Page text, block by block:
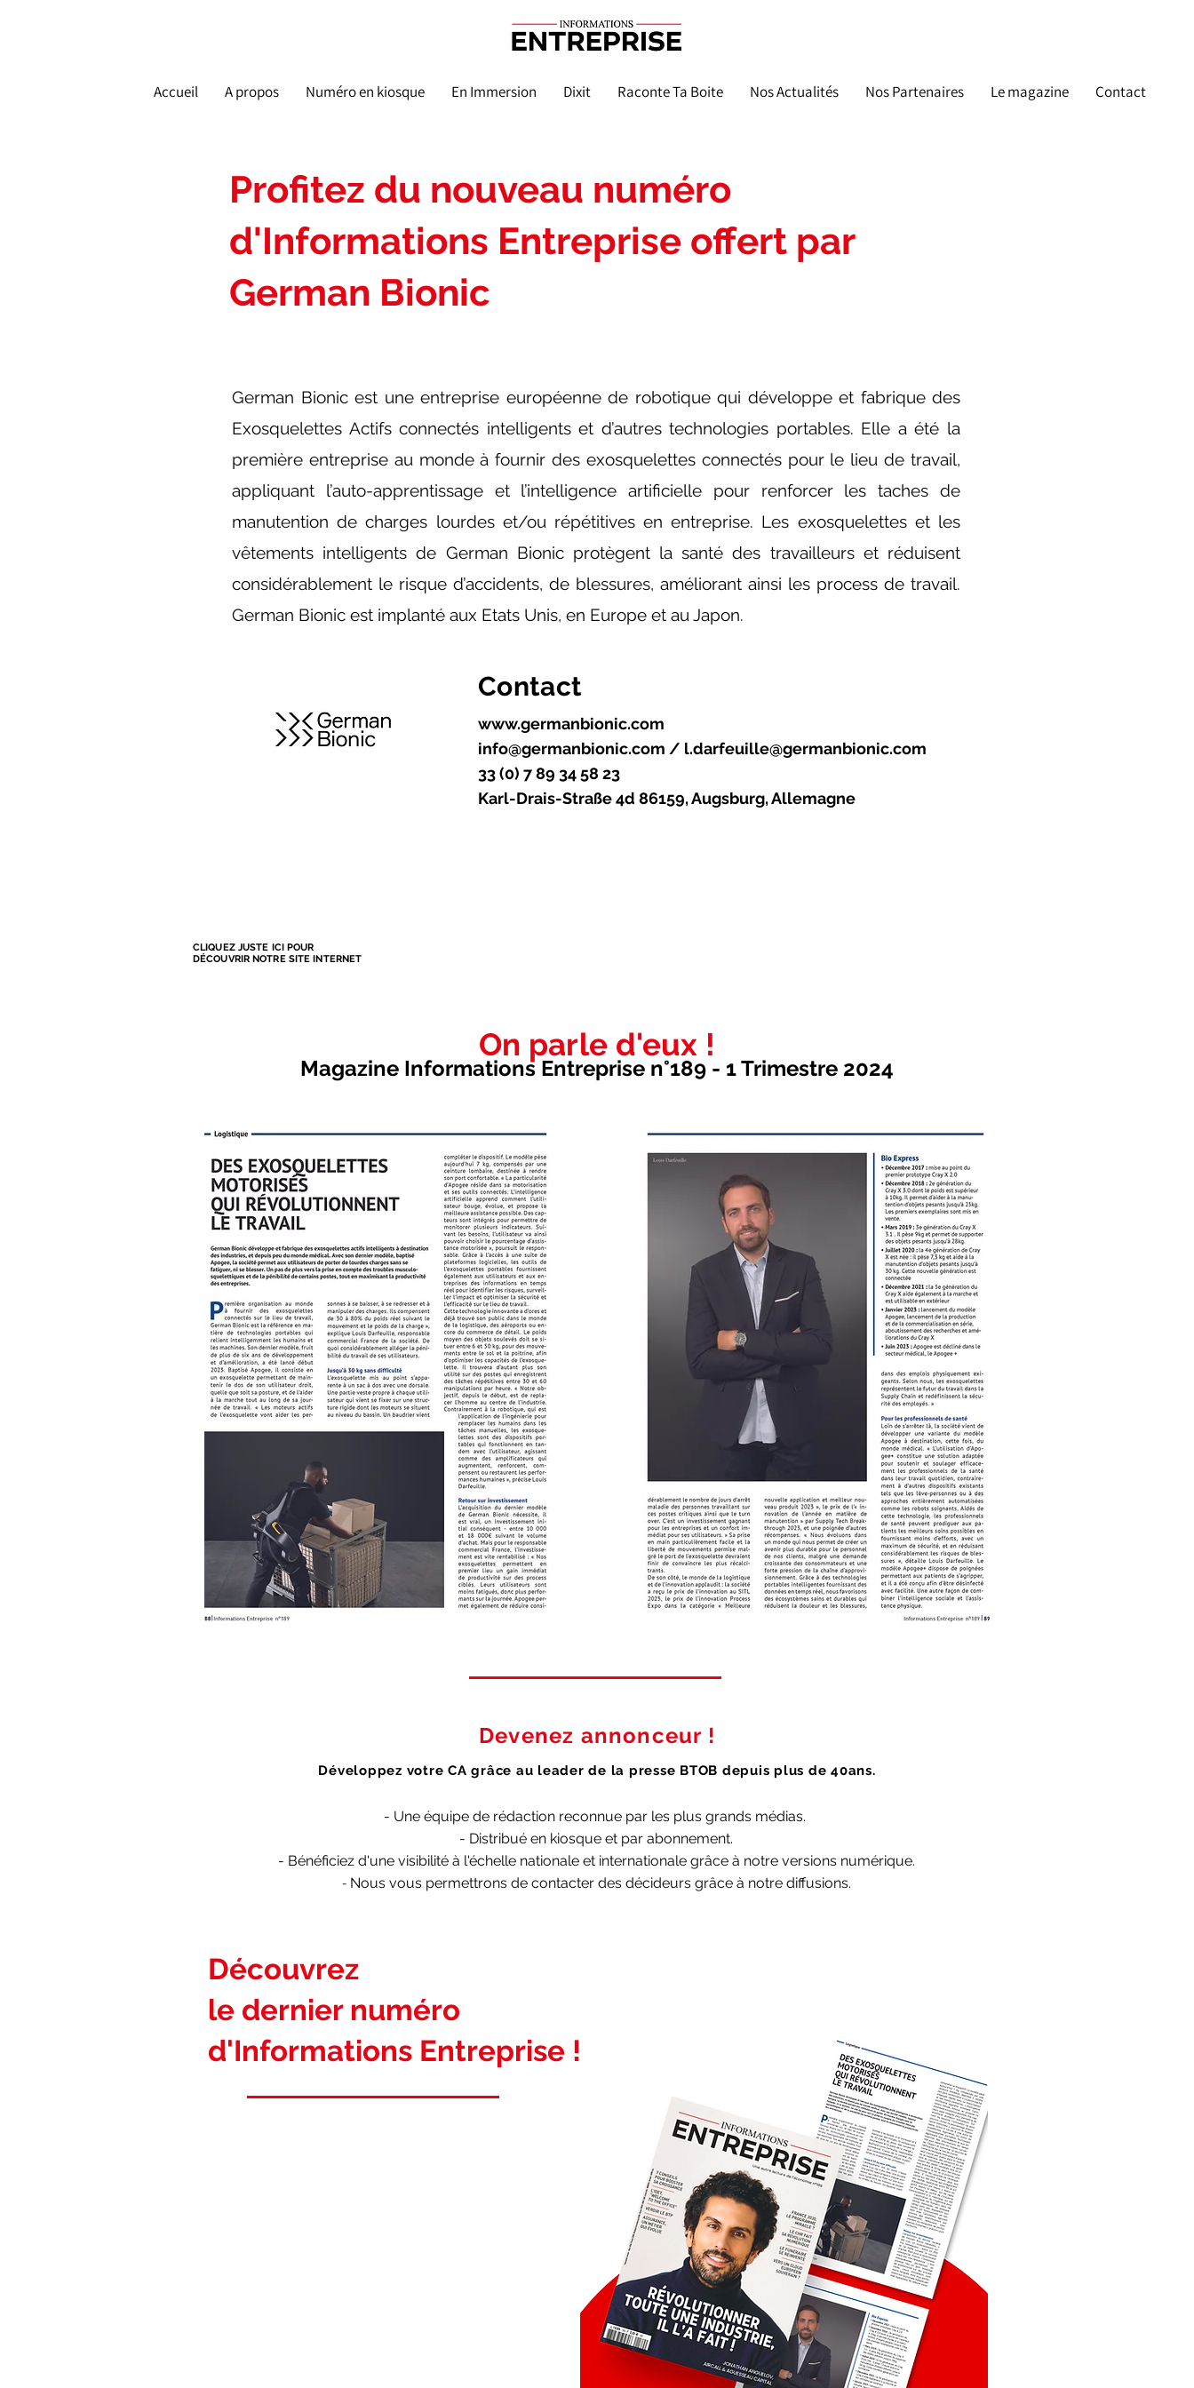
Accueil A propos Numéro en kiosque En Immersion Dixit Raconte Ta Boite Nos Actualités Nos Partenaires Le magazine Contact
Profitez du nouveau numéro
d'Informations Entreprise offert par
German Bionic
German Bionic est une entreprise européenne de robotique qui développe et fabrique des
Exosquelettes Actifs connectés intelligents et d’autres technologies portables. Elle a été la
première entreprise au monde à fournir des exosquelettes connectés pour le lieu de travail,
appliquant l’auto-apprentissage et l’intelligence artificielle pour renforcer les taches de
manutention de charges lourdes et/ou répétitives en entreprise. Les exosquelettes et les
vêtements intelligents de German Bionic protègent la santé des travailleurs et réduisent
considérablement le risque d’accidents, de blessures, améliorant ainsi les process de travail.
German Bionic est implanté aux Etats Unis, en Europe et au Japon.
Contact
www.germanbionic.com
info@germanbionic.com / l.darfeuille@germanbionic.com
33 (0) 7 89 34 58 23
Karl-Drais-Straße 4d 86159, Augsburg, Allemagne
CLIQUEZ JUSTE ICI POUR
DÉCOUVRIR NOTRE SITE INTERNET
On parle d'eux !
Magazine Informations Entreprise n°189 - 1 Trimestre 2024
Devenez annonceur !
Développez votre CA grâce au leader de la presse BTOB depuis plus de 40ans.
- Une équipe de rédaction reconnue par les plus grands médias.
- Distribué en kiosque et par abonnement.
- Bénéficiez d'une visibilité à l'échelle nationale et internationale grâce à notre versions numérique.
- Nous vous permettrons de contacter des décideurs grâce à notre diffusions.
Découvrez
le dernier numéro
d'Informations Entreprise !